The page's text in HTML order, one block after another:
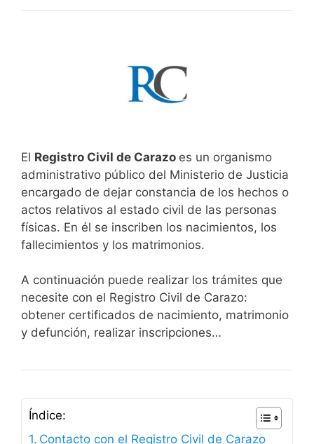
El Registro Civil de Carazo es un organismo
administrativo público del Ministerio de Justicia
encargado de dejar constancia de los hechos o
actos relativos al estado civil de las personas
físicas. En él se inscriben los nacimientos, los
fallecimientos y los matrimonios.
A continuación puede realizar los trámites que
necesite con el Registro Civil de Carazo:
obtener certificados de nacimiento, matrimonio
y defunción, realizar inscripciones…
Índice:
Contacto con el Registro Civil de Carazo